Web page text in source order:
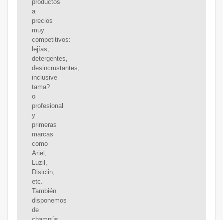
productos
a
precios
muy
competitivos:
lejías,
detergentes,
desincrustantes,
inclusive
tama?
o
profesional
y
primeras
marcas
como
Ariel,
Luzil,
Disiclin,
etc.
También
disponemos
de